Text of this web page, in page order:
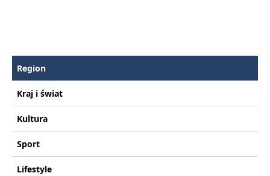
Region
Kraj i świat
Kultura
Sport
Lifestyle